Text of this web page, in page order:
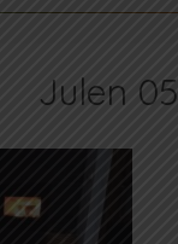
Julen 05